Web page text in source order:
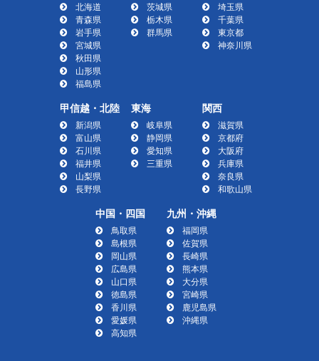
北海道
青森県
岩手県
宮城県
秋田県
山形県
福島県
茨城県
栃木県
群馬県
埼玉県
千葉県
東京都
神奈川県
甲信越・北陸
新潟県
富山県
石川県
福井県
山梨県
長野県
東海
岐阜県
静岡県
愛知県
三重県
関西
滋賀県
京都府
大阪府
兵庫県
奈良県
和歌山県
中国・四国
鳥取県
島根県
岡山県
広島県
山口県
徳島県
香川県
愛媛県
高知県
九州・沖縄
福岡県
佐賀県
長崎県
熊本県
大分県
宮崎県
鹿児島県
沖縄県